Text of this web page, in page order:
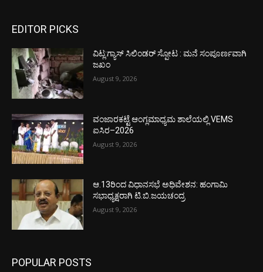
EDITOR PICKS
ವಿಟ್ಲ:ಗ್ಯಾಸ್ ಸಿಲಿಂಡರ್ ಸ್ಪೋಟ : ಮನೆ ಸಂಪೂರ್ಣವಾಗಿ
ಜಖಂ
August 9, 2026
ವಂಜಾರಕಟ್ಟೆ ಆಂಗ್ಲಮಾಧ್ಯಮ ಶಾಲೆಯಲ್ಲಿ VEMS
ಐಸಿರ–2026
August 9, 2026
ಆ.13ರಿಂದ ವಿಧಾನಸಭೆ ಅಧಿವೇಶನ: ಹಂಗಾಮಿ
ಸಭಾಧ್ಯಕ್ಷರಾಗಿ ಟಿ.ಬಿ.ಜಯಚಂದ್ರ
August 9, 2026
POPULAR POSTS